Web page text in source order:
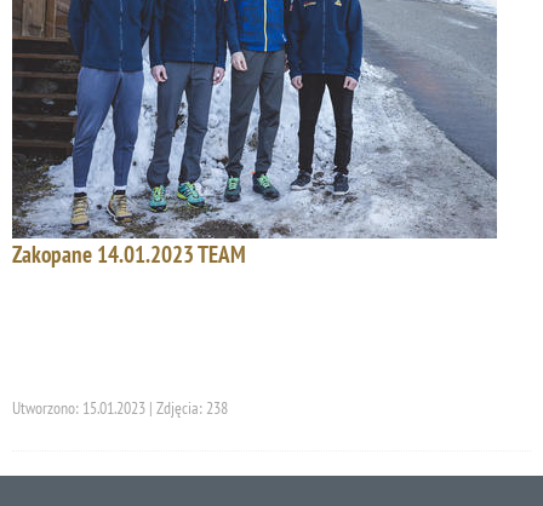
Zakopane 14.01.2023 TEAM
Utworzono: 15.01.2023 | Zdjęcia: 238